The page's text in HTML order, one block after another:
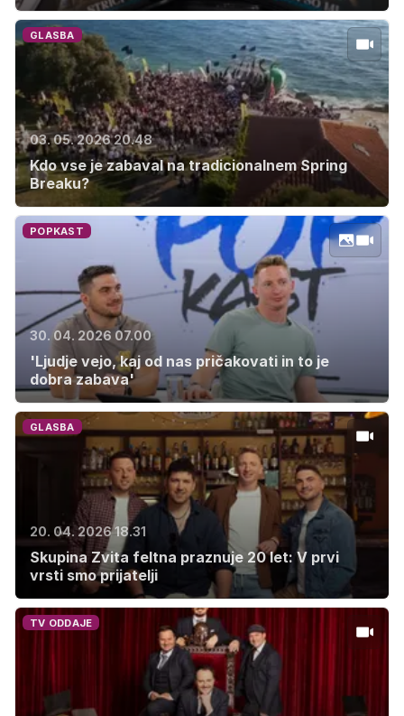
GLASBA
03. 05. 2026 20.48
Kdo vse je zabaval na tradicionalnem Spring
Breaku?
POPKAST
30. 04. 2026 07.00
'Ljudje vejo, kaj od nas pričakovati in to je
dobra zabava'
GLASBA
20. 04. 2026 18.31
Skupina Zvita feltna praznuje 20 let: V prvi
vrsti smo prijatelji
TV ODDAJE